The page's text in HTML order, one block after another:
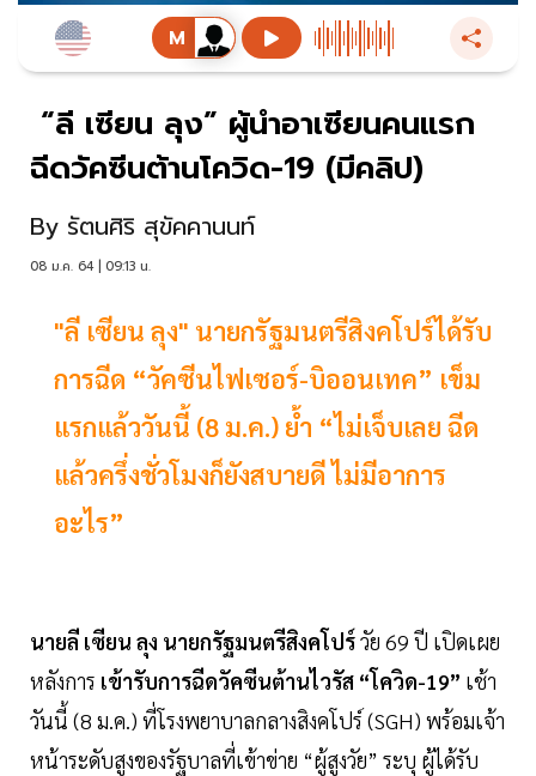
“ลี เซียน ลุง” ผู้นำอาเซียนคนแรก
ฉีดวัคซีนต้านโควิด-19 (มีคลิป)
By รัตนศิริ สุขัคคานนท์
08 ม.ค. 64 | 09:13 น.
"ลี เซียน ลุง" นายกรัฐมนตรีสิงคโปร์ได้รับ
การฉีด “วัคซีนไฟเซอร์-บิออนเทค” เข็ม
แรกแล้ววันนี้ (8 ม.ค.) ย้ำ “ไม่เจ็บเลย ฉีด
แล้วครึ่งชั่วโมงก็ยังสบายดี ไม่มีอาการ
อะไร”
นายลี เซียน ลุง นายกรัฐมนตรีสิงคโปร์วัย 69 ปี เปิดเผย
หลังการ เข้ารับการฉีดวัคซีนต้านไวรัส “โควิด-19” เช้า
วันนี้ (8 ม.ค.) ที่โรงพยาบาลกลางสิงคโปร์ (SGH) พร้อมเจ้า
หน้าระดับสูงของรัฐบาลที่เข้าข่าย “ผู้สูงวัย” ระบุ ผู้ได้รับ